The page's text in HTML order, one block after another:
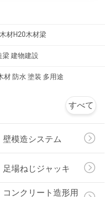
材H20木材梁
梁 建物建設
材 防水 塗装 多用途
すべて
壁模造システム
足場ねじジャッキ
コンクリート造形用